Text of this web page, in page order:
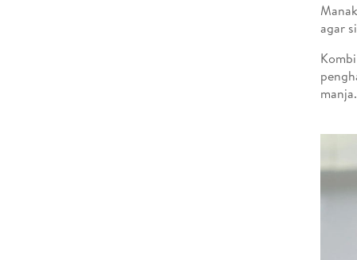
agar
manja.